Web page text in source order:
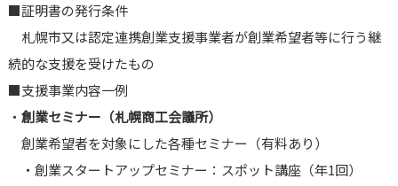
■証明書の発行条件
札幌市又は認定連携創業支援事業者が創業希望者等に行う継
続的な支援を受けたもの
■支援事業内容一例
・ 創業セミナー（札幌商工会議所）
創業希望者を対象にした各種セミナー（有料あり）
・創業スタートアップセミナー：スポット講座（年1回）